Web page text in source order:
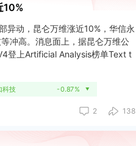
10%
异动，昆仑万维涨近10%，华信永
冲高。消息面上，据昆仑万维公
登上Artificial Analysis榜单Text t
科技 -0.87% ▼
2 138